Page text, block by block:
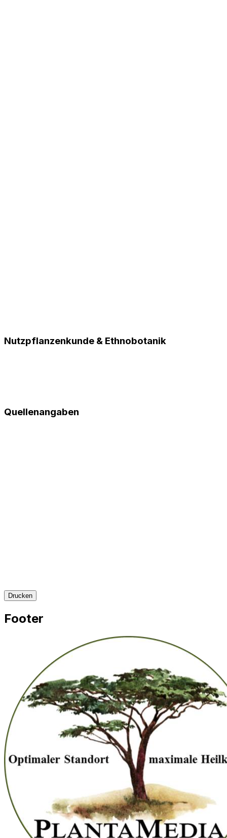
Nutzpflanzenkunde & Ethnobotanik
Quellenangaben
Drucken
Footer